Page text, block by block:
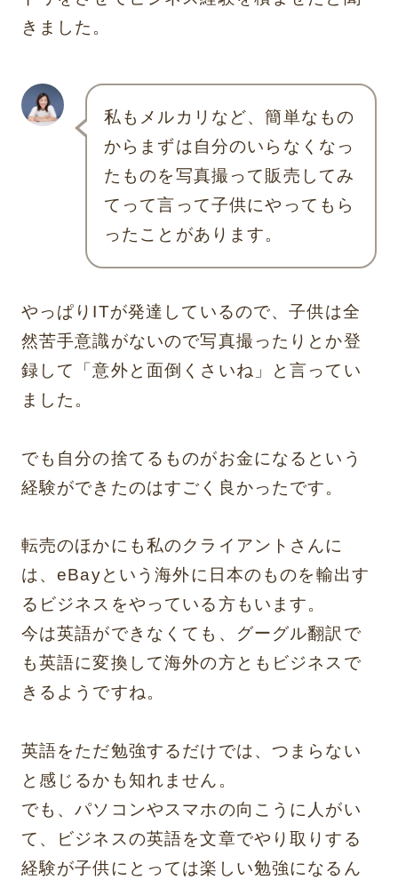
きました。
私もメルカリなど、簡単なもの
からまずは自分のいらなくなっ
たものを写真撮って販売してみ
てって言って子供にやってもら
ったことがあります。
やっぱりITが発達しているので、子供は全
然苦手意識がないので写真撮ったりとか登
録して「意外と面倒くさいね」と言ってい
ました。
でも自分の捨てるものがお金になるという
経験ができたのはすごく良かったです。
転売のほかにも私のクライアントさんに
は、eBayという海外に日本のものを輸出す
るビジネスをやっている方もいます。
今は英語ができなくても、グーグル翻訳で
も英語に変換して海外の方ともビジネスで
きるようですね。
英語をただ勉強するだけでは、つまらない
と感じるかも知れません。
でも、パソコンやスマホの向こうに人がい
て、ビジネスの英語を文章でやり取りする
経験が子供にとっては楽しい勉強になるん